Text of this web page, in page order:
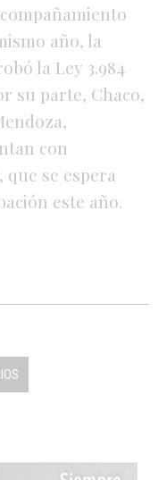
año, la
la Ley 3.984
su parte, Chaco,
con
se espera
este año.